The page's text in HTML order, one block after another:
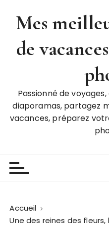
Mes
de
Passionné de
diaporamas, partagez
vacances, préparez
Accueil
Une des reines des fleurs,